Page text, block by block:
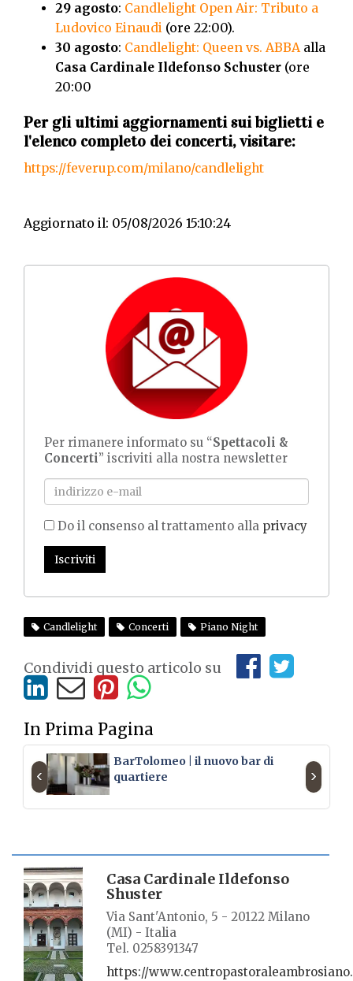
29 agosto: Candlelight Open Air: Tributo a
Ludovico Einaudi (ore 22:00).
30 agosto: Candlelight: Queen vs. ABBAalla
Casa Cardinale Ildefonso Schuster (ore
20:00
Per gli ultimi aggiornamenti sui biglietti e
l'elenco completo dei concerti, visitare:
https://feverup.com/milano/candlelight
Aggiornato il: 05/08/2026 15:10:24
Per rimanere informato su “Spettacoli &
Concerti” iscriviti alla nostra newsletter
Do il consenso al trattamento alla privacy
Iscriviti
Candlelight Concerti Piano Night
Condividi questo articolo su
In Prima Pagina
BarTolomeo | il nuovo bar di
quartiere
‹ ›
Casa Cardinale Ildefonso
Shuster
Via Sant'Antonio, 5 - 20122 Milano
(MI) - Italia
Tel. 0258391347
https://